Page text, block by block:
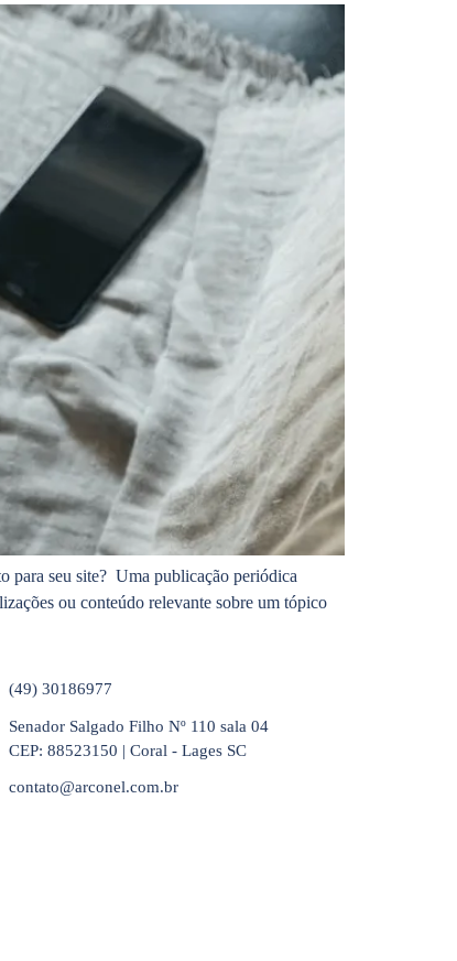
para seu site? Uma publicação periódica
ou conteúdo relevante sobre um tópico
(49) 30186977
Senador Salgado Filho Nº 110 sala 04
CEP: 88523150 | Coral - Lages SC
contato@arconel.com.br